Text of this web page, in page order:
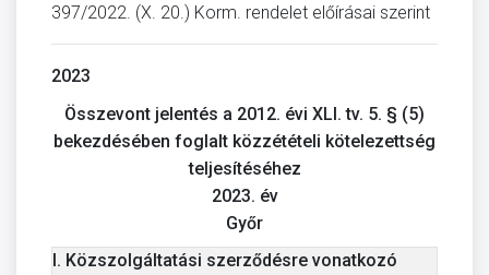
397/2022. (X. 20.) Korm. rendelet előírásai szerint
2023
Összevont jelentés a 2012. évi XLI. tv. 5. § (5)
bekezdésében foglalt közzétételi kötelezettség
teljesítéséhez
2023. év
Győr
I. Közszolgáltatási szerződésre vonatkozó